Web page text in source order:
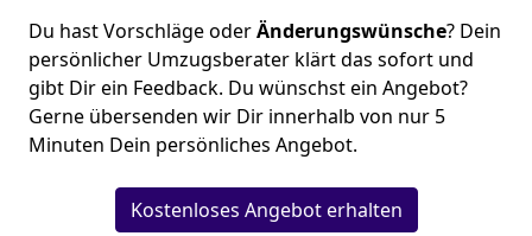
Du hast Vorschläge oderÄnderungswünsche? Dein
persönlicher Umzugsberater klärt das sofort und
gibt Dir ein Feedback. Du wünschst ein Angebot?
Gerne übersenden wir Dir innerhalb von nur 5
Minuten Dein persönliches Angebot.
Kostenloses Angebot erhalten